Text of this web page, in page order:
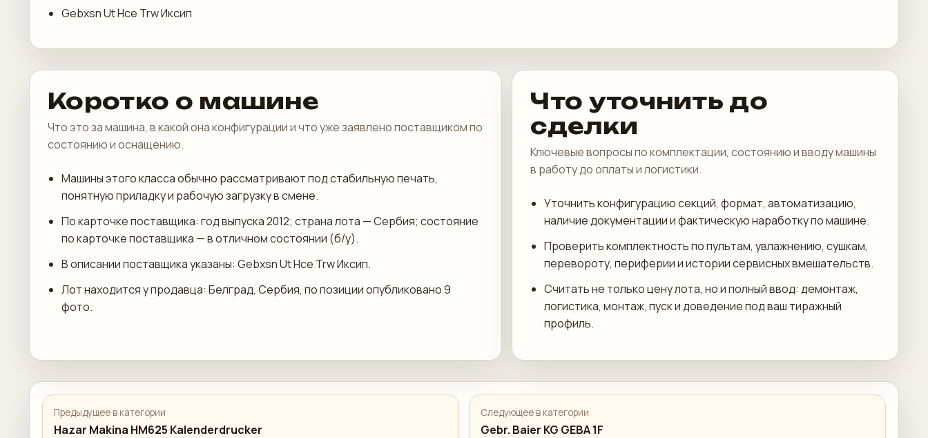
Gebxsn Ut Hce Trw Иксип
Коротко о машине
Что это за машина, в какой она конфигурации и что уже заявлено поставщиком по
состоянию и оснащению.
Машины этого класса обычно рассматривают под стабильную печать,
понятную приладку и рабочую загрузку в смене.
По карточке поставщика: год выпуска 2012; страна лота — Сербия; состояние
по карточке поставщика — в отличном состоянии (б/у).
В описании поставщика указаны: Gebxsn Ut Hce Trw Иксип.
Лот находится у продавца: Белград, Сербия, по позиции опубликовано 9
фото.
Что уточнить до
сделки
Ключевые вопросы по комплектации, состоянию и вводу машины
в работу до оплаты и логистики.
Уточнить конфигурацию секций, формат, автоматизацию,
наличие документации и фактическую наработку по машине.
Проверить комплектность по пультам, увлажнению, сушкам,
перевороту, периферии и истории сервисных вмешательств.
Считать не только цену лота, но и полный ввод: демонтаж,
логистика, монтаж, пуск и доведение под ваш тиражный
профиль.
Предыдущее в категории
Hazar Makina HM625 Kalenderdrucker
Следующее в категории
Gebr. Baier KG GEBA 1F